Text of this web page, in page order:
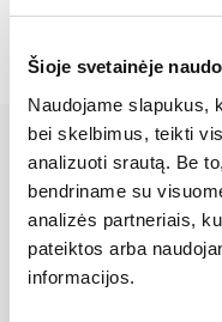
Šioje svetainėje
Naudojame slapukus,
bei skelbimus, teikti
analizuoti srautą. Be
bendriname su
analizės partneriais,
pateiktos arba
informacijos.